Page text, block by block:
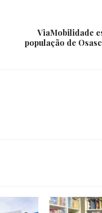
ViaMobilidade
população de